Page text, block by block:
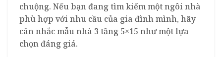
chuộng. Nếu bạn đang tìm kiếm một ngôi nhà
phù hợp với nhu cầu của gia đình mình, hãy
cân nhắc mẫu nhà 3 tầng 5×15 như một lựa
chọn đáng giá.